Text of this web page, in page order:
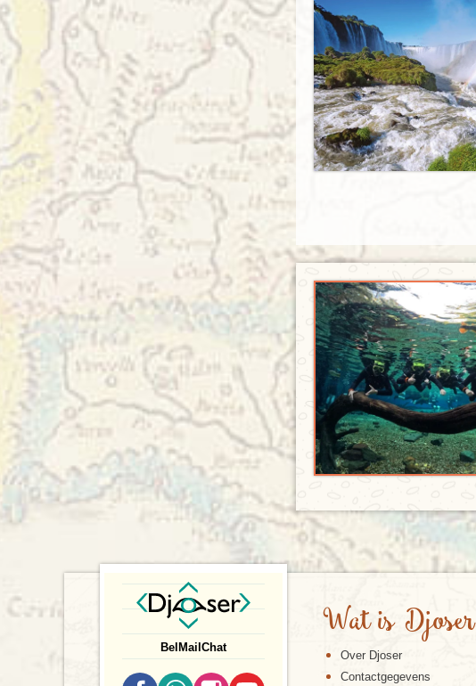
Bel Mail Chat
Wat is Djoser
Over Djoser
Contactgegevens